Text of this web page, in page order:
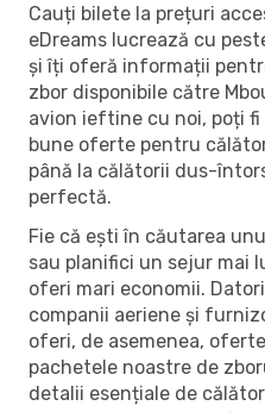
Cauți bilete la prețuri
eDreams lucrează cu
și îți oferă informații
zbor disponibile către
avion ieftine cu noi, poți
bune oferte pentru
până la călătorii dus-
perfectă.
Fie că ești în căutarea
sau planifici un sejur mai
oferi mari economii.
companii aeriene și
oferi, de asemenea,
pachetele noastre de
detalii esențiale de